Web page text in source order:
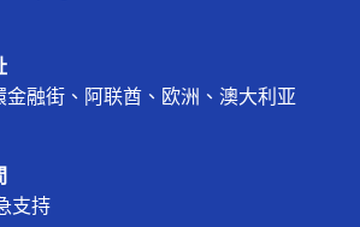
金融街、阿联酋、欧洲、澳大利亚
支持